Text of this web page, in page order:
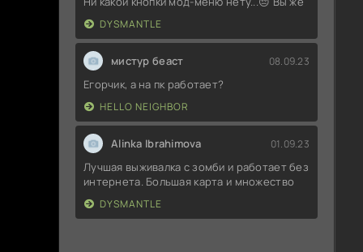
DYSMANTLE
мистур беаст 08.09.23
Егорчик, а на пк работает?
HELLO NEIGHBOR
Alinka Ibrahimova 01.09.23
Лучшая выживалка с зомби и работает без
интернета. Большая карта и множество
DYSMANTLE